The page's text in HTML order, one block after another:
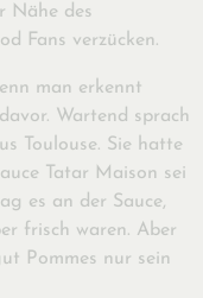
Nähe des
Fans verzücken.
man erkennt
Wartend sprach
Toulouse. Sie hatte
Tatar Maison sei
es an der Sauce,
frisch waren. Aber
Pommes nur sein